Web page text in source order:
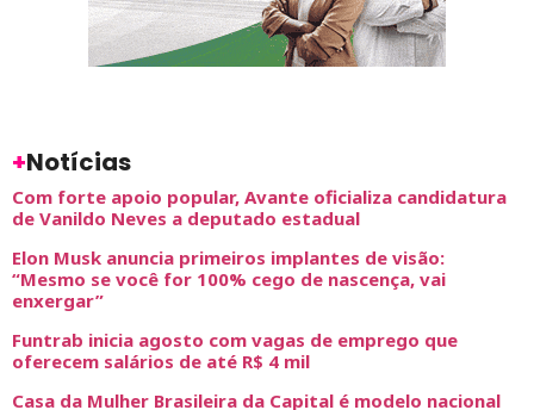
+Notícias
Com forte apoio popular, Avante oficializa candidatura
de Vanildo Neves a deputado estadual
Elon Musk anuncia primeiros implantes de visão:
“Mesmo se você for 100% cego de nascença, vai
enxergar”
Funtrab inicia agosto com vagas de emprego que
oferecem salários de até R$ 4 mil
Casa da Mulher Brasileira da Capital é modelo nacional